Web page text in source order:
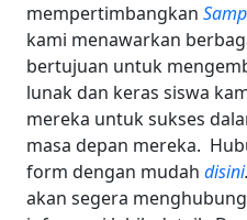
mempertimbangkan
kami menawarkan
bertujuan untuk
lunak dan keras siswa
mereka untuk sukses
masa depan mereka.
form dengan mudah disini.
akan segera